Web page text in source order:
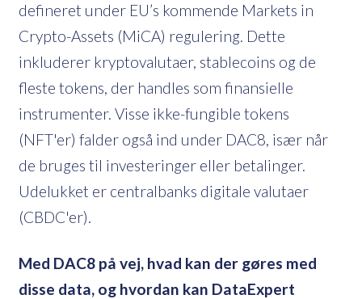
defineret under EU’s kommende Markets in
Crypto-Assets (MiCA) regulering. Dette
inkluderer kryptovalutaer, stablecoins og de
fleste tokens, der handles som finansielle
instrumenter. Visse ikke-fungible tokens
(NFT'er) falder også ind under DAC8, især når
de bruges til investeringer eller betalinger.
Udelukket er centralbanks digitale valutaer
(CBDC'er).
Med DAC8 på vej, hvad kan der gøres med
disse data, og hvordan kan DataExpert